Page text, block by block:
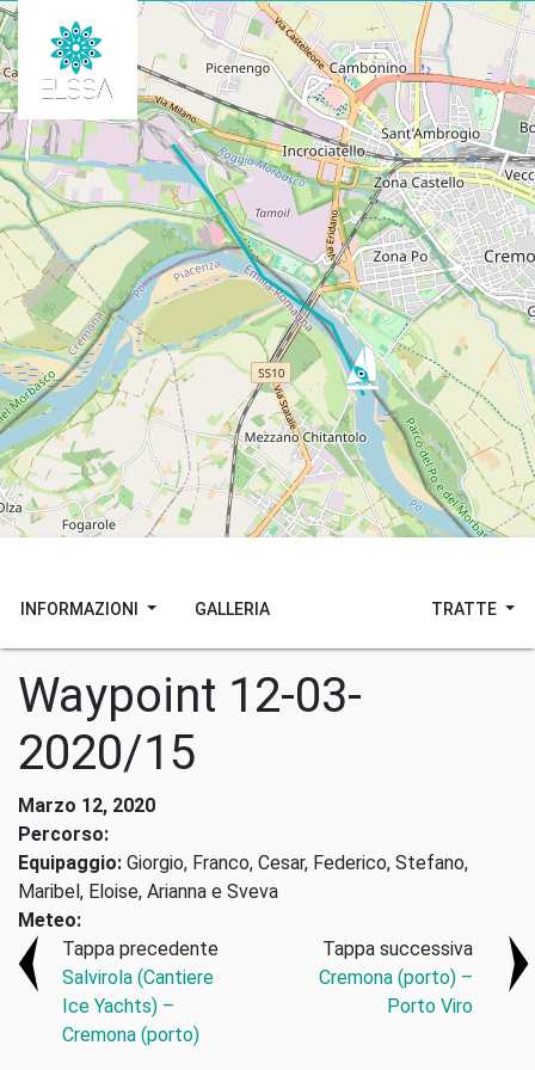
INFORMAZIONI GALLERIA TRATTE
Waypoint 12-03-
2020/15
Marzo 12, 2020
Percorso:
Equipaggio: Giorgio, Franco, Cesar, Federico, Stefano,
Maribel, Eloise, Arianna e Sveva
Meteo:
Tappa precedente
Salvirola (Cantiere
Ice Yachts) –
Cremona (porto)
Tappa successiva
Cremona (porto) –
Porto Viro